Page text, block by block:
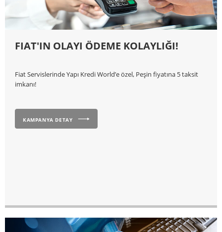
FIAT'IN OLAYI ÖDEME KOLAYLIĞI!
Fiat Servislerinde Yapı Kredi World’e özel, Peşin fiyatına 5 taksit
imkanı!
KAMPANYA DETAY